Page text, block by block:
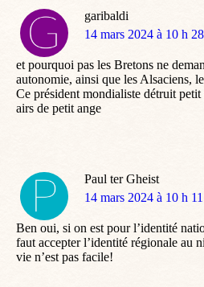
garibaldi
dit
14 mars 2024 à 10 h
et pourquoi pas les Bretons ne
autonomie, ainsi que les Alsaciens,
Ce président mondialiste détruit petit
airs de petit ange
Paul ter Gheist
dit
14 mars 2024 à 10 h
Ben oui, si on est pour l’identité
faut accepter l’identité régionale au
vie n’est pas facile!